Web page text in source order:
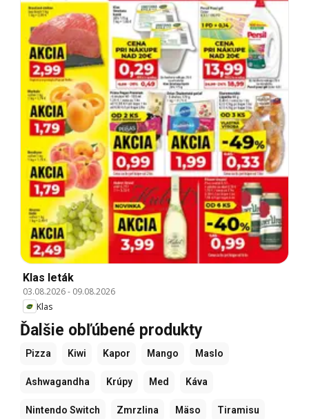
Klas leták
03.08.2026- 09.08.2026
Klas
Ďalšie obľúbené produkty
Pizza Kiwi Kapor Mango Maslo
Ashwagandha Krúpy Med Káva
Nintendo Switch Zmrzlina Mäso Tiramisu